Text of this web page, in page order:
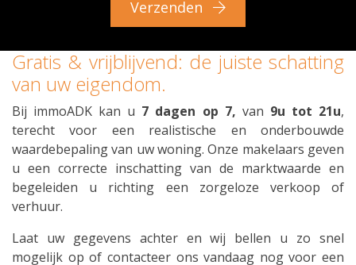
Verzenden
Gratis & vrijblijvend: de juiste schatting
van uw eigendom.
Bij immoADK kan u 7 dagen op 7, van 9u tot 21u,
terecht voor een realistische en onderbouwde
waardebepaling van uw woning. Onze makelaars geven
u een correcte inschatting van de marktwaarde en
begeleiden u richting een zorgeloze verkoop of
verhuur.
Laat uw gegevens achter en wij bellen u zo snel
mogelijk op of contacteer ons vandaag nog voor een